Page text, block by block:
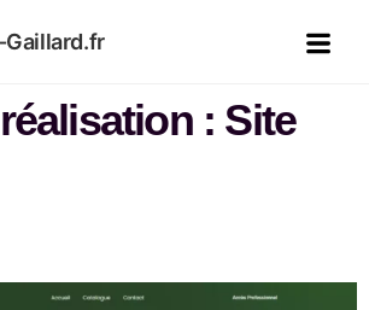
: Site